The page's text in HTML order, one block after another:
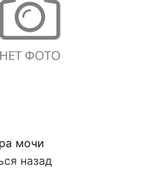
мочи
назад